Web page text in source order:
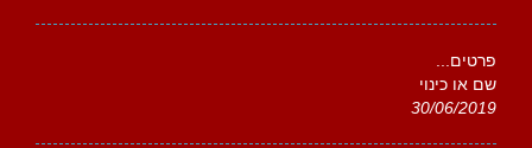
פרטים...
שם או כינוי
30/06/2019